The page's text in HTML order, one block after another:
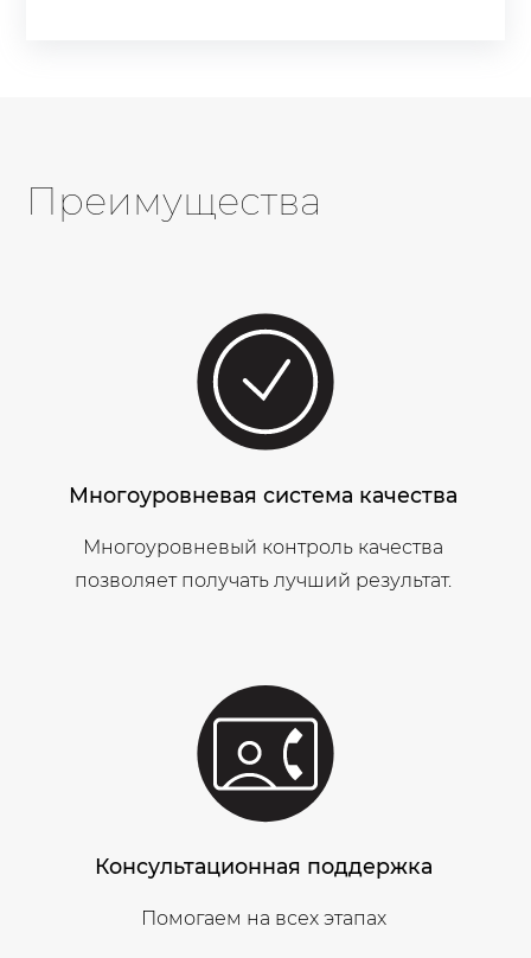
Преимущества
Многоуровневая система качества
Многоуровневый контроль качества
позволяет получать лучший результат.
Консультационная поддержка
Помогаем на всех этапах